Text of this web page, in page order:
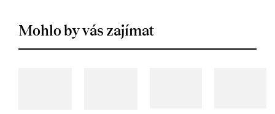
Mohlo by vás zajímat